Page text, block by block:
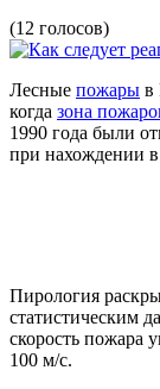
(12 голосов)
Лесные пожары в
когда зона
1990 года были
при нахождении в
Пирология
статистическим
скорость пожара
100 м/с.